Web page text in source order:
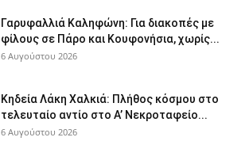
Γαρυφαλλιά Καληφώνη: Για διακοπές με
φίλους σε Πάρο και Κουφονήσια, χωρίς...
6 Αυγούστου 2026
Κηδεία Λάκη Χαλκιά: Πλήθος κόσμου στο
τελευταίο αντίο στο Α’ Νεκροταφείο...
6 Αυγούστου 2026